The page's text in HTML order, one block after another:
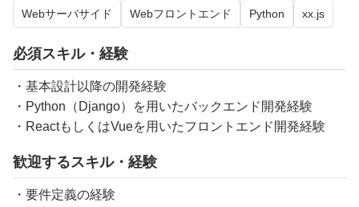
Webサーバサイド Webフロントエンド Python xx.js
必須スキル・経験
・基本設計以降の開発経験
・Python（Django）を用いたバックエンド開発経験
・ReactもしくはVueを用いたフロントエンド開発経験
歓迎するスキル・経験
・要件定義の経験